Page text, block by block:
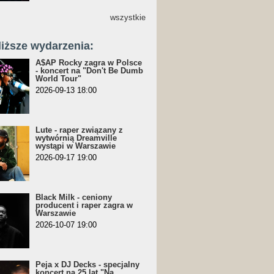
wszystkie
wydarzenia:
A$AP Rocky zagra w Polsce
- koncert na "Don't Be Dumb
World Tour"
2026-09-13 18:00
Lute - raper związany z
wytwórnią Dreamville
wystąpi w Warszawie
2026-09-17 19:00
Black Milk - ceniony
producent i raper zagra w
Warszawie
2026-10-07 19:00
Peja x DJ Decks - specjalny